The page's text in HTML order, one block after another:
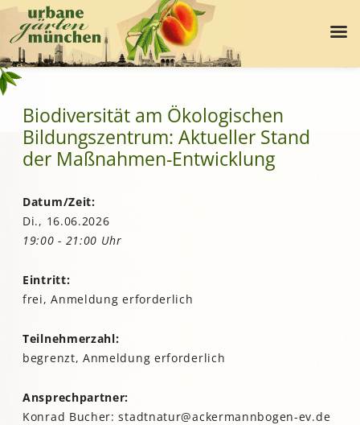
Biodiversität am Ökologischen
Bildungszentrum: Aktueller Stand
der Maßnahmen-Entwicklung
Datum/Zeit:
Di., 16.06.2026
19:00 - 21:00 Uhr
Eintritt:
frei, Anmeldung erforderlich
Teilnehmerzahl:
begrenzt, Anmeldung erforderlich
Ansprechpartner:
Konrad Bucher: stadtnatur@ackermannbogen-ev.de